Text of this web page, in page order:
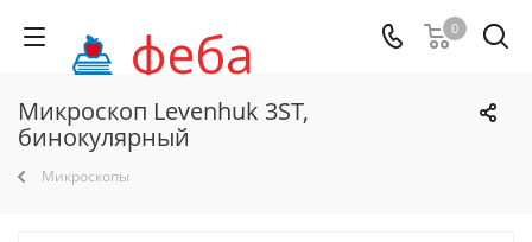
0
Микроскоп Levenhuk 3ST,
бинокулярный
Микроскопы